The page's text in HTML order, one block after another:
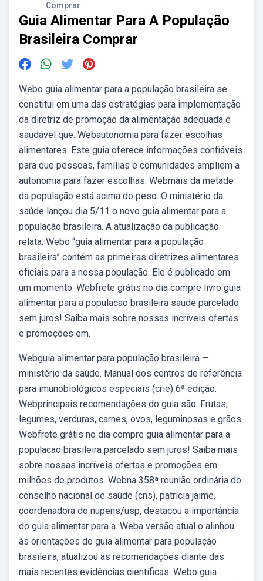
Comprar
Guia Alimentar Para A População
Brasileira Comprar
Webo guia alimentar para a população brasileira se
constitui em uma das estratégias para implementação
da diretriz de promoção da alimentação adequada e
saudável que. Webautonomia para fazer escolhas
alimentares: Este guia oferece informações confiáveis
para que pessoas, famílias e comunidades ampliem a
autonomia para fazer escolhas. Webmais da metade
da população está acima do peso. O ministério da
saúde lançou dia 5/11 o novo guia alimentar para a
população brasileira. A atualização da publicação
relata. Webo “guia alimentar para a população
brasileira” contém as primeiras diretrizes alimentares
oficiais para a nossa população. Ele é publicado em
um momento. Webfrete grátis no dia compre livro guia
alimentar para a populacao brasileira saude parcelado
sem juros! Saiba mais sobre nossas incríveis ofertas
e promoções em.
Webguia alimentar para população brasileira —
ministério da saúde. Manual dos centros de referência
para imunobiológicos especiais (crie) 6ª edição.
Webprincipais recomendações do guia são: Frutas,
legumes, verduras, carnes, ovos, leguminosas e grãos.
Webfrete grátis no dia compre guia alimentar para a
populacao brasileira parcelado sem juros! Saiba mais
sobre nossas incríveis ofertas e promoções em
milhões de produtos. Webna 358ª reunião ordinária do
conselho nacional de saúde (cns), patrícia jaime,
coordenadora do nupens/usp, destacou a importância
do guia alimentar para a. Weba versão atual o alinhou
às orientações do guia alimentar para população
brasileira, atualizou as recomendações diante das
mais recentes evidências científicas. Webo guia